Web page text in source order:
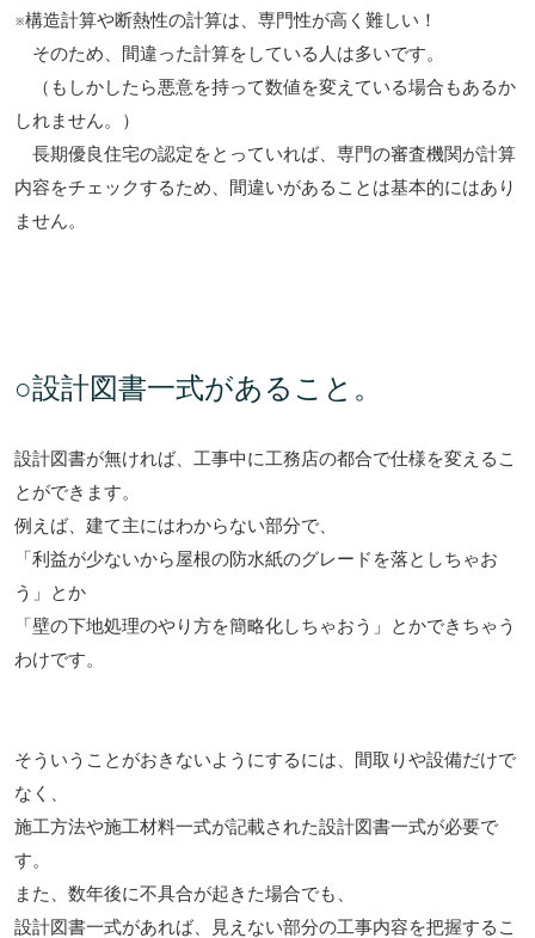
※構造計算や断熱性の計算は、専門性が高く難しい！
そのため、間違った計算をしている人は多いです。
（もしかしたら悪意を持って数値を変えている場合もあるか
しれません。）
長期優良住宅の認定をとっていれば、専門の審査機関が計算
内容をチェックするため、 間違いがあることは基本的にはあり
ません。
○設計図書一式があること。
設計図書が無ければ、工事中に工務店の都合で仕様を変えるこ
とができます。
例えば、建て主にはわからない部分で、
「利益が少ないから屋根の防水紙のグレードを落としちゃお
う」とか
「壁の下地処理のやり方を簡略化しちゃおう」とかできちゃう
わけです。
そういうことがおきないようにするには、間取りや設備だけで
なく、
施工方法や施工材料一式が記載された設計図書一式が必要で
す。
また、数年後に不具合が起きた場合でも、
設計図書一式があれば、見えない部分の工事内容を把握するこ